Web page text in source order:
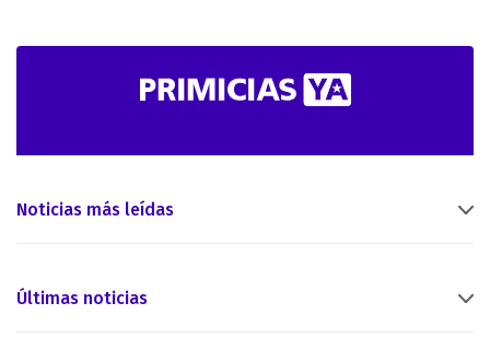
Noticias más leídas
Últimas noticias